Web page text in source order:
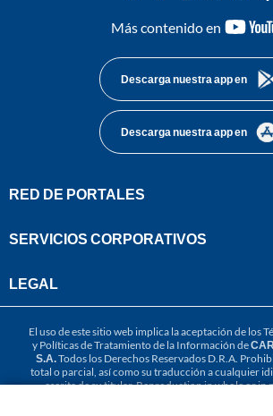
Más contenido en
Descarga nuestra app en
Descarga nuestra app en
RED DE PORTALES
SERVICIOS CORPORATIVOS
LEGAL
El uso de este sitio web implica la aceptación de los
y Políticas de Tratamiento de la Información de
S.A.Todos los Derechos Reservados D.R.A.
total o parcial, así como su traducción a cualquier
escrita de su titular. Reproduction in whole or in